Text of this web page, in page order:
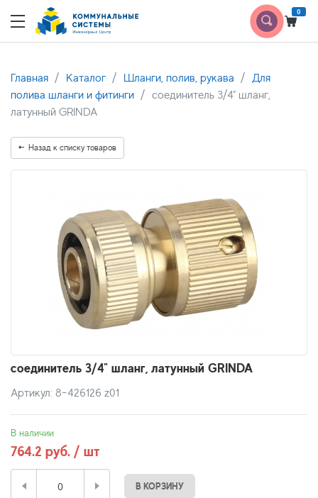
0
Главная Каталог Шланги, полив, рукава
Для
полива шланги и фитинги
соединитель 3/4" шланг,
латунный GRINDA
Назад к списку товаров
соединитель 3/4" шланг, латунный GRINDA
Артикул: 8-426126 z01
В наличии
764.2 руб. / шт
В КОРЗИНУ